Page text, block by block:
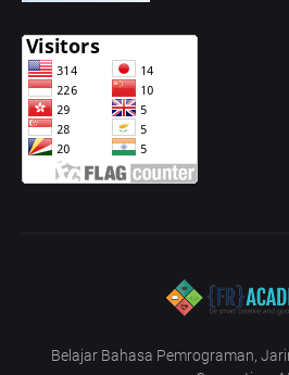
Belajar Bahasa Pemrograman,